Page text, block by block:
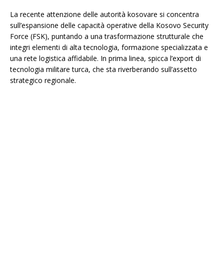
La recente attenzione delle autorità kosovare si concentra
sull’espansione delle capacità operative della Kosovo Security
Force (FSK), puntando a una trasformazione strutturale che
integri elementi di alta tecnologia, formazione specializzata e
una rete logistica affidabile. In prima linea, spicca l’export di
tecnologia militare turca, che sta riverberando sull’assetto
strategico regionale.